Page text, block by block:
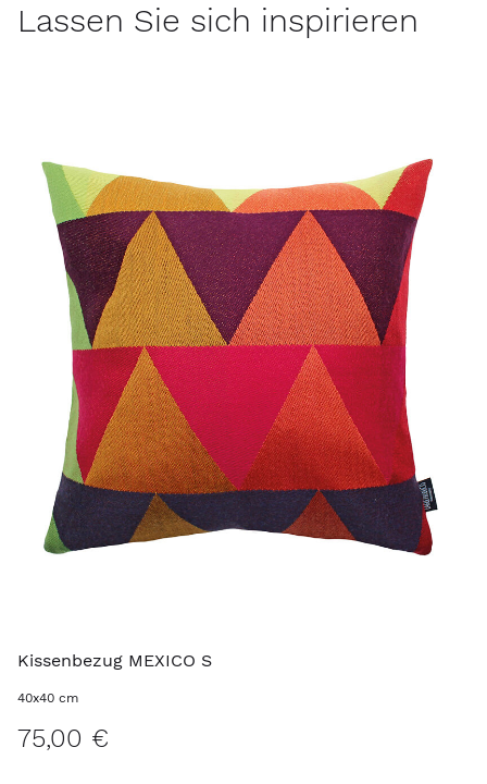
Lassen Sie sich inspirieren
Kissenbezug MEXICO S
40x40 cm
75,00 €